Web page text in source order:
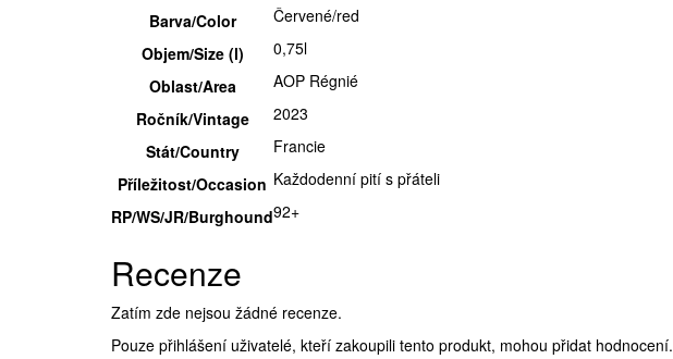
Barva/Color
Červené/red
Objem/Size (l)
0,75l
Oblast/Area
AOP Régnié
Ročník/Vintage
2023
Stát/Country
Francie
Příležitost/Occasion Každodenní pití s přáteli
RP/WS/JR/Burghound92+
Recenze
Zatím zde nejsou žádné recenze.
Pouze přihlášení uživatelé, kteří zakoupili tento produkt, mohou přidat hodnocení.